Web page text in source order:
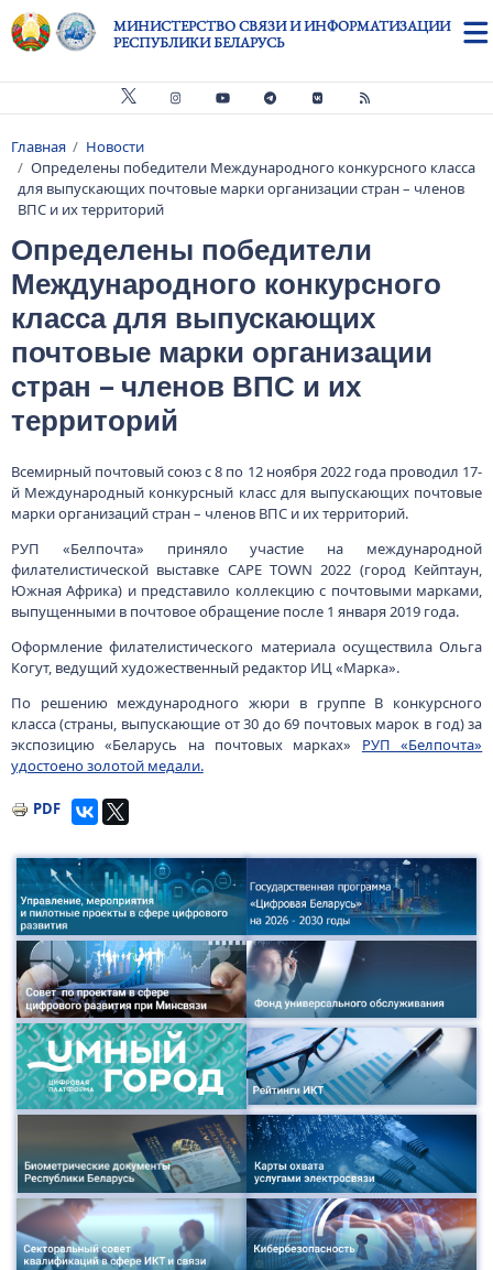
Перейти к основному содержанию
МИНИСТЕРСТВО СВЯЗИ И ИНФОРМАТИЗАЦИИ
РЕСПУБЛИКИ БЕЛАРУСЬ
Строка навигации
Главная
Новости
Определены победители Международного конкурсного класса
для выпускающих почтовые марки организации стран – членов
ВПС и их территорий
Определены победители
Международного конкурсного
класса для выпускающих
почтовые марки организации
стран – членов ВПС и их
территорий
Всемирный почтовый союз с 8 по 12 ноября 2022 года проводил 17-
й Международный конкурсный класс для выпускающих почтовые
марки организаций стран – членов ВПС и их территорий.
РУП «Белпочта» приняло участие на международной
филателистической выставке CAPE TOWN 2022 (город Кейптаун,
Южная Африка) и представило коллекцию с почтовыми марками,
выпущенными в почтовое обращение после 1 января 2019 года.
Оформление филателистического материала осуществила Ольга
Когут, ведущий художественный редактор ИЦ «Марка».
По решению международного жюри в группе В конкурсного
класса (страны, выпускающие от 30 до 69 почтовых марок в год) за
экспозицию «Беларусь на почтовых марках» РУП «Белпочта»
удостоено золотой медали.
PDF